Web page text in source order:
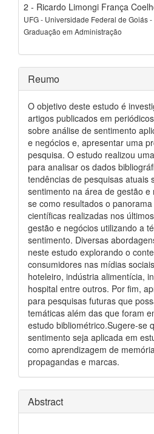
2 - Ricardo Limongi França
UFG - Universidade Federal de Goiás
Graduação em Administração
Reumo
O objetivo deste estudo é
artigos publicados em
sobre análise de sentimento
e negócios e, apresentar uma
pesquisa. O estudo realizou
para analisar os dados
tendências de pesquisas atuais
sentimento na área de gestão e
se como resultados o
científicas realizadas nos
gestão e negócios utilizando a
sentimento. Diversas
neste estudo explorando o
consumidores nas mídias
hoteleiro, indústria alimentícia,
hospital entre outros. Por fim,
para pesquisas futuras que
temáticas além das que foram
estudo bibliométrico.Sugere-se
sentimento seja aplicada em
como aprendizagem de
propagandas e marcas.
Abstract